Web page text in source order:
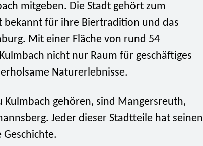
mitgeben. Die Stadt gehört zum
bekannt für ihre Biertradition und das
Mit einer Fläche von rund 54
nicht nur Raum für geschäftiges
Naturerlebnisse.
Kulmbach gehören, sind Mangersreuth,
Jeder dieser Stadtteile hat seinen